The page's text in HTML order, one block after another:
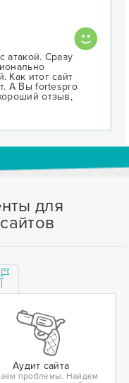
атакой. Сразу
Как итог сайт
А Вы fortespro
отзыв,
для
Аудит сайта
проблемы. Найдем